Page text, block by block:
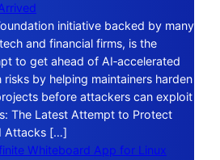
initiative backed by many
and financial firms, is the
to get ahead of AI‑accelerated
by helping maintainers harden
before attackers can exploit
The Latest Attempt to Protect
Attacks […]
Whiteboard App for Linux